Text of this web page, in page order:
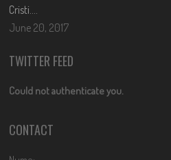
Cristi….
June 20, 2017
TWITTER FEED
Could not authenticate you.
CONTACT